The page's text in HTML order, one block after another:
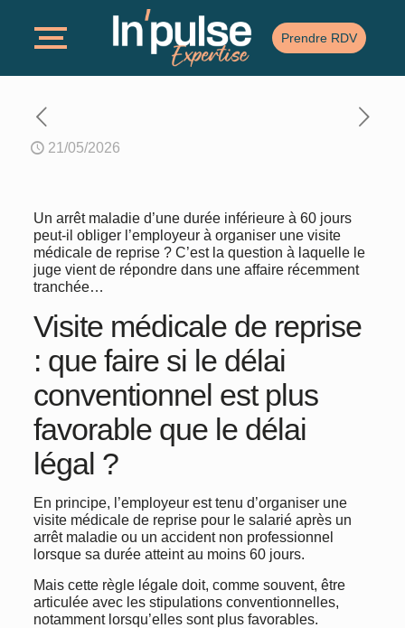
Prendre RDV
21/05/2026
Un arrêt maladie d’une durée inférieure à 60 jours
peut-il obliger l’employeur à organiser une visite
médicale de reprise ? C’est la question à laquelle le
juge vient de répondre dans une affaire récemment
tranchée…
Visite médicale de reprise
: que faire si le délai
conventionnel est plus
favorable que le délai
légal ?
En principe, l’employeur est tenu d’organiser une
visite médicale de reprise pour le salarié après un
arrêt maladie ou un accident non professionnel
lorsque sa durée atteint au moins 60 jours.
Mais cette règle légale doit, comme souvent, être
articulée avec les stipulations conventionnelles,
notamment lorsqu’elles sont plus favorables.